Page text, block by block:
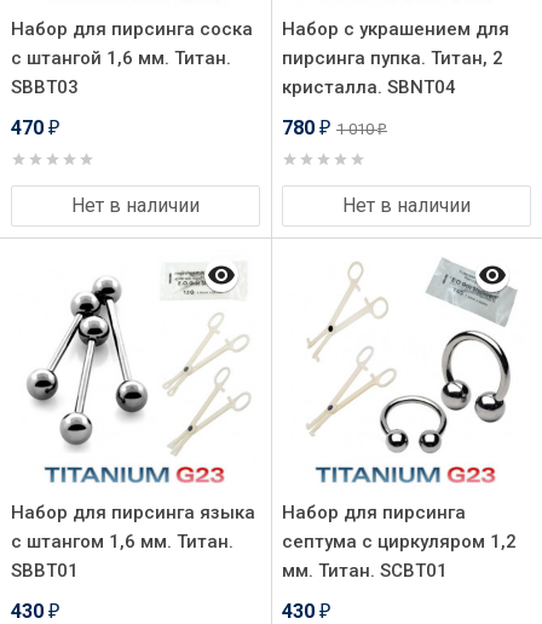
Набор для пирсинга соска
с штангой 1,6 мм. Титан.
SBBT03
470 ₽
Нет в наличии
Набор с украшением для
пирсинга пупка. Титан, 2
кристалла. SBNT04
780 ₽ 1 010₽
Нет в наличии
Набор для пирсинга языка
с штангом 1,6 мм. Титан.
SBBT01
430 ₽
Набор для пирсинга
септума с циркуляром 1,2
мм. Титан. SCBT01
430 ₽